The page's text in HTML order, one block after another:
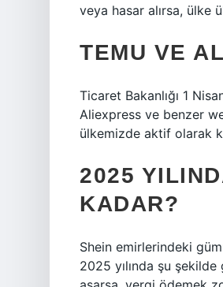
veya hasar alırsa, ülke
TEMU VE
Ticaret Bakanlığı 1
Aliexpress ve benzer
ülkemizde aktif olarak
2025
KADAR?
Shein emirlerindeki
2025 yılında şu